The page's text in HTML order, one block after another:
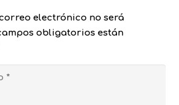
electrónico no será
obligatorios están